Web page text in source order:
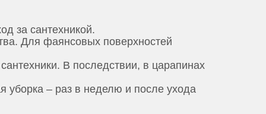
за сантехникой.
Для фаянсовых поверхностей
В последствии, в царапинах
уборка – раз в неделю и после ухода